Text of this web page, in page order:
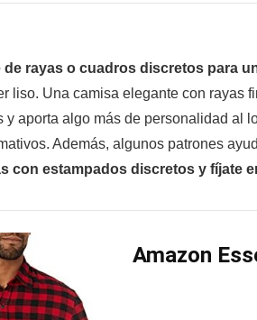
de rayas o cuadros discretos para
liso. Una camisa elegante con rayas
y aporta algo más de personalidad al
Además, algunos patrones
con estampados discretos y fíjate
Amazon